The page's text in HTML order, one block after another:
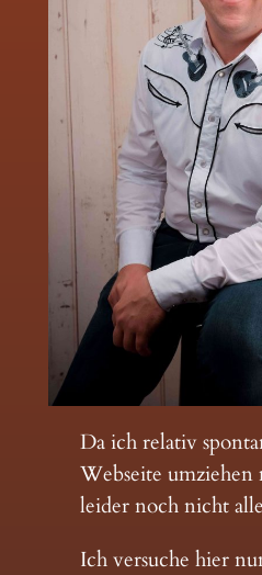
Da ich relativ
Webseite umziehen
leider noch nicht
Ich versuche hier